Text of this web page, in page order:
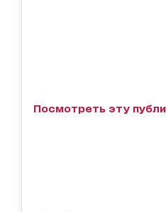
Посмотреть эту